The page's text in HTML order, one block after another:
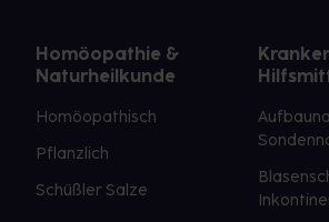
Homöopathie &
Naturheilkunde
Homöopathisch
Pflanzlich
Schüßler Salze